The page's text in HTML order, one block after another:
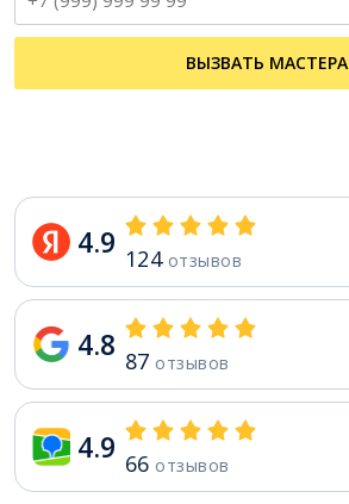
ВЫЗВАТЬ МАСТЕРА
4.9 124отзывов
4.8 87 отзывов
4.9 66 отзывов